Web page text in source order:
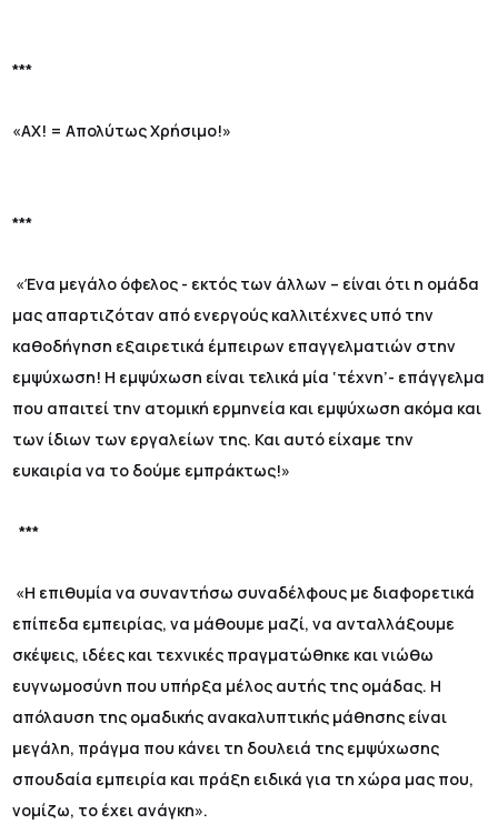
***
«ΑΧ! = Απολύτως Χρήσιμο!»
***
«Ένα μεγάλο όφελος - εκτός των άλλων – είναι ότι η ομάδα
μας απαρτιζόταν από ενεργούς καλλιτέχνες υπό την
καθοδήγηση εξαιρετικά έμπειρων επαγγελματιών στην
εμψύχωση! Η εμψύχωση είναι τελικά μία ‘τέχνη’- επάγγελμα
που απαιτεί την ατομική ερμηνεία και εμψύχωση ακόμα και
των ίδιων των εργαλείων της. Και αυτό είχαμε την
ευκαιρία να το δούμε εμπράκτως!»
***
«Η επιθυμία να συναντήσω συναδέλφους με διαφορετικά
επίπεδα εμπειρίας, να μάθουμε μαζί, να ανταλλάξουμε
σκέψεις, ιδέες και τεχνικές πραγματώθηκε και νιώθω
ευγνωμοσύνη που υπήρξα μέλος αυτής της ομάδας. Η
απόλαυση της ομαδικής ανακαλυπτικής μάθησης είναι
μεγάλη, πράγμα που κάνει τη δουλειά της εμψύχωσης
σπουδαία εμπειρία και πράξη ειδικά για τη χώρα μας που,
νομίζω, το έχει ανάγκη».